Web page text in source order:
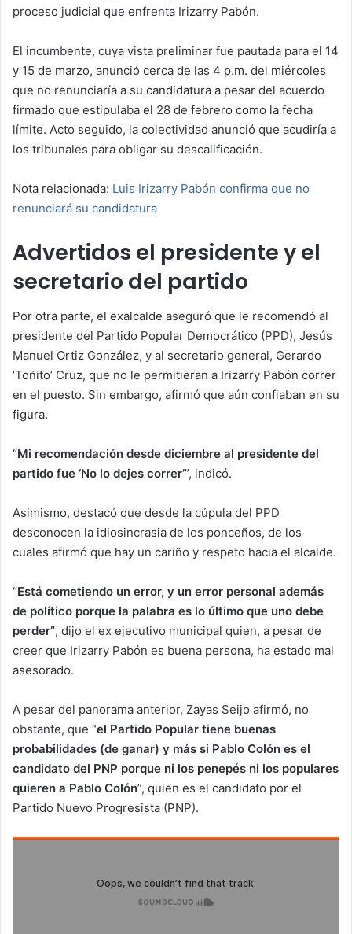
proceso judicial que enfrenta Irizarry Pabón.
El incumbente, cuya vista preliminar fue pautada para el 14
y 15 de marzo, anunció cerca de las 4 p.m. del miércoles
que no renunciaría a su candidatura a pesar del acuerdo
firmado que estipulaba el 28 de febrero como la fecha
límite. Acto seguido, la colectividad anunció que acudiría a
los tribunales para obligar su descalificación.
Nota relacionada: Luis Irizarry Pabón confirma que no
renunciará su candidatura
Advertidos el presidente y el
secretario del partido
Por otra parte, el exalcalde aseguró que le recomendó al
presidente del Partido Popular Democrático (PPD), Jesús
Manuel Ortiz González, y al secretario general, Gerardo
‘Toñito’ Cruz, que no le permitieran a Irizarry Pabón correr
en el puesto. Sin embargo, afirmó que aún confiaban en su
figura.
“Mi recomendación desde diciembre al presidente del
partido fue ‘No lo dejes correr’”, indicó.
Asimismo, destacó que desde la cúpula del PPD
desconocen la idiosincrasia de los ponceños, de los
cuales afirmó que hay un cariño y respeto hacia el alcalde.
“Está cometiendo un error, y un error personal además
de político porque la palabra es lo último que uno debe
perder”, dijo el ex ejecutivo municipal quien, a pesar de
creer que Irizarry Pabón es buena persona, ha estado mal
asesorado.
A pesar del panorama anterior, Zayas Seijo afirmó, no
obstante, que “el Partido Popular tiene buenas
probabilidades (de ganar) y más si Pablo Colón es el
candidato del PNP porque ni los penepés ni los populares
quieren a Pablo Colón”, quien es el candidato por el
Partido Nuevo Progresista (PNP).